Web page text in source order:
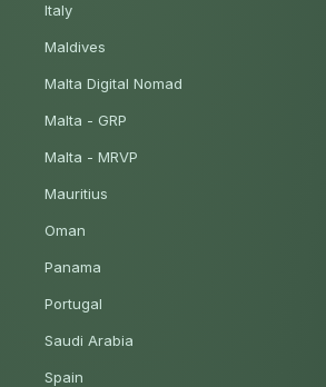
Italy
Maldives
Malta Digital Nomad
Malta - GRP
Malta - MRVP
Mauritius
Oman
Panama
Portugal
Saudi Arabia
Spain